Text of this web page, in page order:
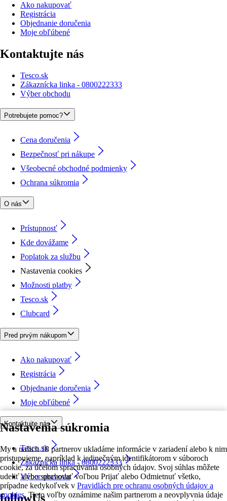
Nastavenia súkromia
My a našich 18 partnerov ukladáme informácie v zariadení alebo k nim
pristupujeme, napríklad k jedinečným identifikátorom v súboroch
cookie, za účelom spracúvania osobných údajov. Svoj súhlas môžete
udeliť alebo spravovať voľbou Prijať alebo Odmietnuť všetko,
prípadne kedykoľvek v Pravidlách pre ochranu osobných údajov a
cookies. Tieto voľby oznámime našim partnerom a neovplyvnia údaje
Ako nakupovať
Registrácia
Objednanie doručenia
Moje obľúbené
Kontaktujte nás
Tesco.sk
Zákaznícka linka - 0800222333
Výber obchodu
Potrebujete pomoc?
Cena doručenia
Bezpečnosť pri nákupe
Všeobecné obchodné podmienky
Ochrana súkromia
O nás
Prístupnosť
Kde dovážame
Poplatok za službu
Nastavenia cookies
Možnosti platby
Tesco.sk
Clubcard
Pred prvým nákupom
Ako nakupovať
Registrácia
Objednanie doručenia
Moje obľúbené
Kontaktujte nás
Tesco.sk
Zákaznícka linka - 0800222333
Výber obchodu
followUs